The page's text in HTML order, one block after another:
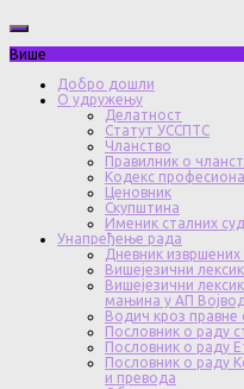
Више
Добро дошли
О удружењу
Делатност
Статут УССПТС
Чланство
Правилник о
Кодекс
Ценовник
Скупштина
Именик сталних
Унапређење рада
Дневник
Вишејезични
Вишејезични
мањина у АП
Водич кроз правне
Пословник о раду
Пословник о раду
Пословник о раду
и превода